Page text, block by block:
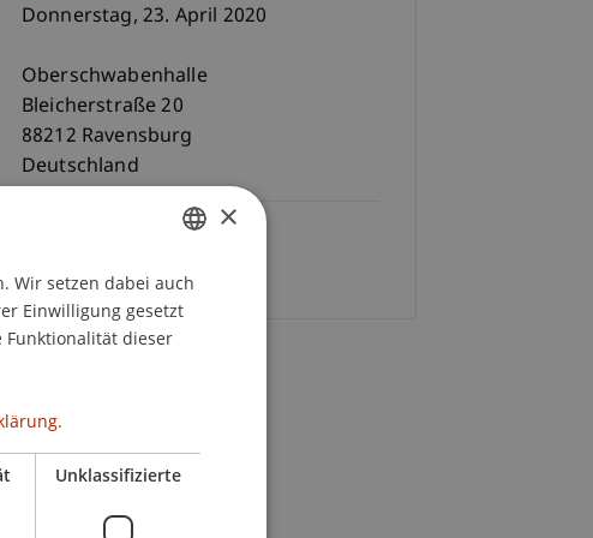
Donnerstag, 23. April 2020
Oberschwabenhalle
Bleicherstraße 20
88212 Ravensburg
Deutschland
GERMAN
ENGLISH
×
Wir setzen dabei auch
Einwilligung gesetzt
dieser
Unklassifizierte